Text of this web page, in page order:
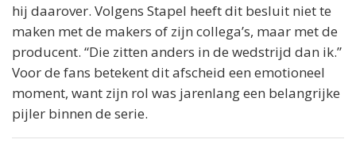
hij daarover. Volgens Stapel heeft dit besluit niet te
maken met de makers of zijn collega’s, maar met de
producent. “Die zitten anders in de wedstrijd dan ik.”
Voor de fans betekent dit afscheid een emotioneel
moment, want zijn rol was jarenlang een belangrijke
pijler binnen de serie.